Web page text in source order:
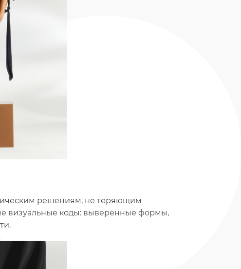
решениям, не теряющим
визуальные коды: выверенные формы,